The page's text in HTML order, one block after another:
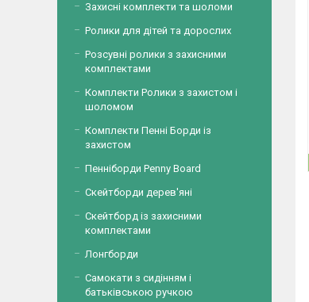
Захисні комплекти та шоломи
Ролики для дітей та дорослих
Розсувні ролики з захисними
комплектами
Комплекти Ролики з захистом і
шоломом
Комплекти Пенні Борди із
захистом
Пенніборди Penny Board
Скейтборди дерев'яні
Скейтборд із захисними
комплектами
Лонгборди
Самокати з сидінням і
батьківською ручкою